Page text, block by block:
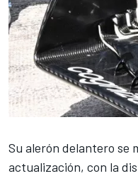
Su alerón delantero se
actualización, con la